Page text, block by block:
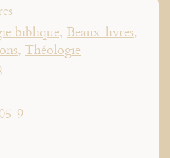
biblique, Beaux-livres,
, Théologie
9